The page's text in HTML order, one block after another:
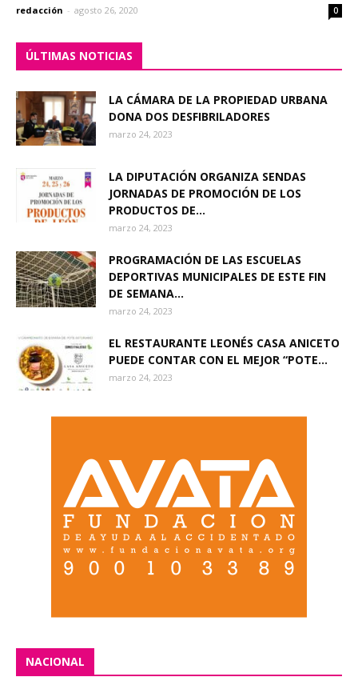
redacción - agosto 26, 2020 0
ÚLTIMAS NOTICIAS
LA CÁMARA DE LA PROPIEDAD URBANA
DONA DOS DESFIBRILADORES
marzo 24, 2023
LA DIPUTACIÓN ORGANIZA SENDAS
JORNADAS DE PROMOCIÓN DE LOS
PRODUCTOS DE...
marzo 24, 2023
PROGRAMACIÓN DE LAS ESCUELAS
DEPORTIVAS MUNICIPALES DE ESTE FIN
DE SEMANA...
marzo 24, 2023
EL RESTAURANTE LEONÉS CASA ANICETO
PUEDE CONTAR CON EL MEJOR “POTE...
marzo 24, 2023
NACIONAL